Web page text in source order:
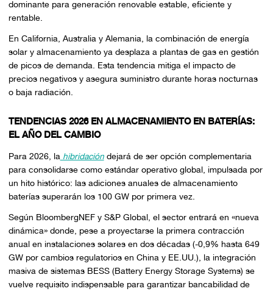
dominante para generación renovable estable, eficiente y
rentable.
En California, Australia y Alemania, la combinación de energía
solar y almacenamiento ya desplaza a plantas de gas en gestión
de picos de demanda. Esta tendencia mitiga el impacto de
precios negativos y asegura suministro durante horas nocturnas
o baja radiación.
TENDENCIAS 2026 EN ALMACENAMIENTO EN BATERÍAS:
EL AÑO DEL CAMBIO
Para 2026, la hibridacióndejará de ser opción complementaria
para consolidarse como estándar operativo global, impulsada por
un hito histórico: las adiciones anuales de almacenamiento
baterías superarán los 100 GW por primera vez.
Según BloombergNEF y S&P Global, el sector entrará en «nueva
dinámica» donde, pese a proyectarse la primera contracción
anual en instalaciones solares en dos décadas (-0,9% hasta 649
GW por cambios regulatorios en China y EE.UU.), la integración
masiva de sistemas BESS (Battery Energy Storage Systems) se
vuelve requisito indispensable para garantizar bancabilidad de